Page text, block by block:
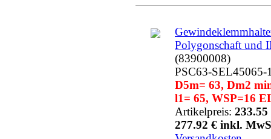
Polygonschaft und
(83900008)
PSC63-SEL45065-
D5m= 63, Dm2
l1= 65, WSP=16
Artikelpreis:
277.92 € inkl.